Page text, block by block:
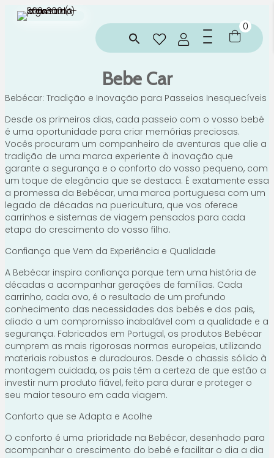
0
Bebe Car
Bebécar: Tradição e Inovação para Passeios Inesquecíveis
Desde os primeiros dias, cada passeio com o vosso bebé
é uma oportunidade para criar memórias preciosas.
Vocês procuram um companheiro de aventuras que alie a
tradição de uma marca experiente à inovação que
garante a segurança e o conforto do vosso pequeno, com
um toque de elegância que se destaca. É exatamente essa
a promessa da Bebécar, uma marca portuguesa com um
legado de décadas na puericultura, que vos oferece
carrinhos e sistemas de viagem pensados para cada
etapa do crescimento do vosso filho.
Confiança que Vem da Experiência e Qualidade
A Bebécar inspira confiança porque tem uma história de
décadas a acompanhar gerações de famílias. Cada
carrinho, cada ovo, é o resultado de um profundo
conhecimento das necessidades dos bebés e dos pais,
aliado a um compromisso inabalável com a qualidade e a
segurança. Fabricados em Portugal, os produtos Bebécar
cumprem as mais rigorosas normas europeias, utilizando
materiais robustos e duradouros. Desde o chassis sólido à
montagem cuidada, os pais têm a certeza de que estão a
investir num produto fiável, feito para durar e proteger o
seu maior tesouro em cada viagem.
Conforto que se Adapta e Acolhe
O conforto é uma prioridade na Bebécar, desenhado para
acompanhar o crescimento do bebé e facilitar o dia a dia